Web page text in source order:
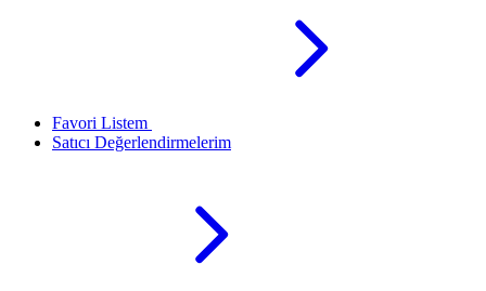
Favori Listem
Satıcı Değerlendirmelerim